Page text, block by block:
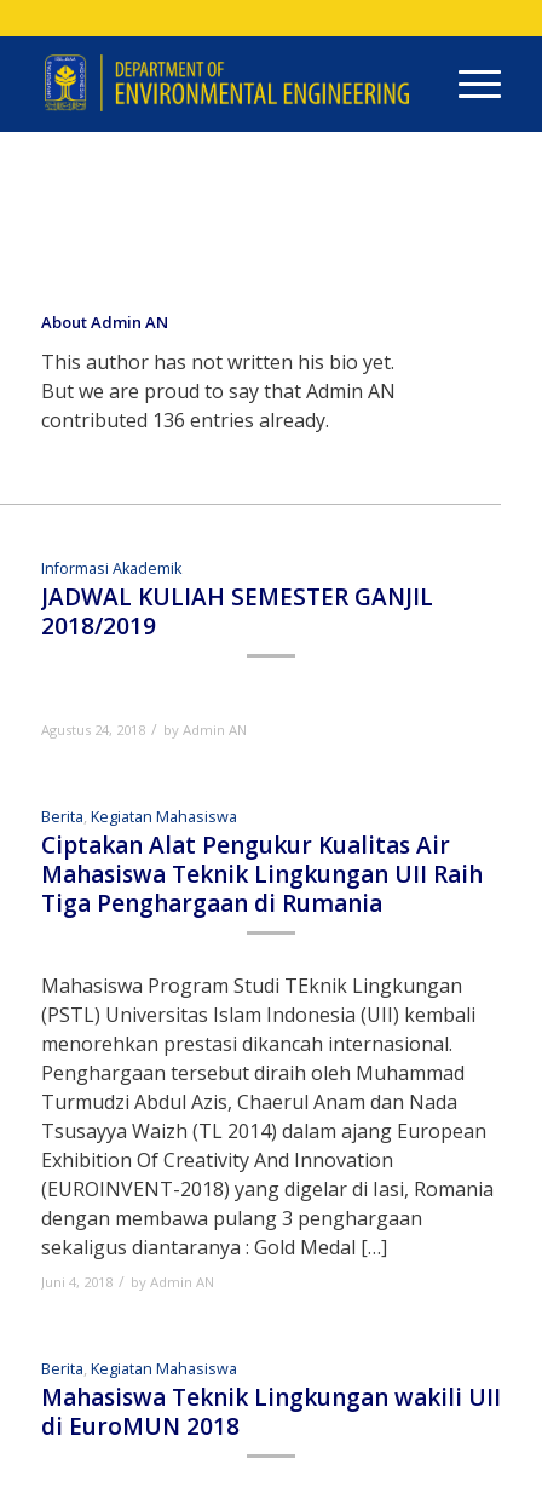
AboutAdmin AN
This author has not written his bio yet.
But we are proud to say thatAdmin AN
contributed 136 entries already.
Informasi Akademik
JADWAL KULIAH SEMESTER GANJIL
2018/2019
Agustus 24, 2018 / by Admin AN
Berita, Kegiatan Mahasiswa
Ciptakan Alat Pengukur Kualitas Air
Mahasiswa Teknik Lingkungan UII Raih
Tiga Penghargaan di Rumania
Mahasiswa Program Studi TEknik Lingkungan
(PSTL) Universitas Islam Indonesia (UII) kembali
menorehkan prestasi dikancah internasional.
Penghargaan tersebut diraih oleh Muhammad
Turmudzi Abdul Azis, Chaerul Anam dan Nada
Tsusayya Waizh (TL 2014) dalam ajang European
Exhibition Of Creativity And Innovation
(EUROINVENT-2018) yang digelar di Iasi, Romania
dengan membawa pulang 3 penghargaan
sekaligus diantaranya : Gold Medal […]
Juni 4, 2018 / by Admin AN
Berita, Kegiatan Mahasiswa
Mahasiswa Teknik Lingkungan wakili UII
di EuroMUN 2018